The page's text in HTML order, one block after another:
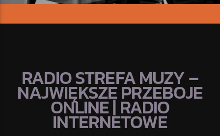
RADIO STREFA MUZY –
NAJWIĘKSZE PRZEBOJE
ONLINE | RADIO
INTERNETOWE